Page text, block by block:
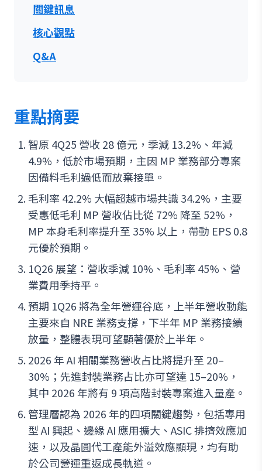
關鍵訊息
核心觀點
Q&A
重點摘要
智原 4Q25 營收 28 億元，季減 13.2%、年減
4.9%，低於市場預期，主因 MP 業務部分專案
因備料毛利過低而放棄接單。
毛利率 42.2% 大幅超越市場共識 34.2%，主要
受惠低毛利 MP 營收佔比從 72% 降至 52%，
MP 本身毛利率提升至 35% 以上，帶動 EPS 0.8
元優於預期。
1Q26 展望：營收季減 10%、毛利率 45%、營
業費用季持平。
預期 1Q26 將為全年營運谷底，上半年營收動能
主要來自 NRE 業務支撐，下半年 MP 業務接續
放量，整體表現可望顯著優於上半年。
2026 年 AI 相關業務營收占比將提升至 20–
30%；先進封裝業務占比亦可望達 15–20%，
其中 2026 年將有 9 項高階封裝專案進入量產。
管理層認為 2026 年的四項關鍵趨勢，包括專用
型 AI 興起、邊緣 AI 應用擴大、ASIC 排擠效應加
速，以及晶圓代工產能外溢效應顯現，均有助
於公司營運重返成長軌道。